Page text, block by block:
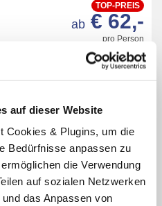
auf dieser Website
Cookies & Plugins, um die
Bedürfnisse anpassen zu
die Verwendung
auf sozialen Netzwerken
das Anpassen von
TOP-PREIS
pro Person
ab € 62,-
Hotel Budapest